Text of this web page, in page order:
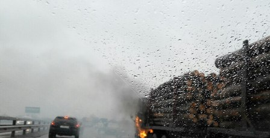
Перейти к основному содержанию